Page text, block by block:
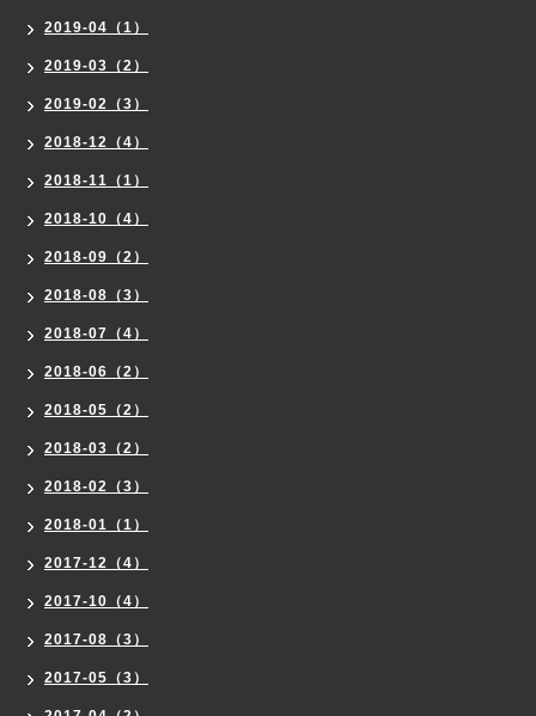
2019-04（1）
2019-03（2）
2019-02（3）
2018-12（4）
2018-11（1）
2018-10（4）
2018-09（2）
2018-08（3）
2018-07（4）
2018-06（2）
2018-05（2）
2018-03（2）
2018-02（3）
2018-01（1）
2017-12（4）
2017-10（4）
2017-08（3）
2017-05（3）